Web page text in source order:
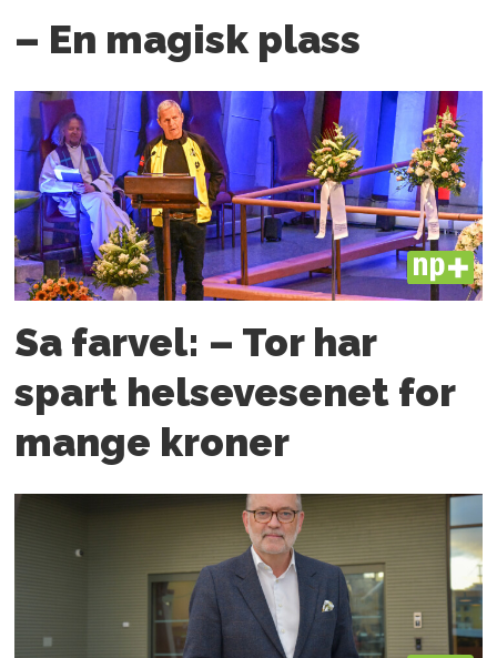
– En magisk plass
PLUS
Sa farvel: – Tor har
spart helsevesenet for
mange kroner